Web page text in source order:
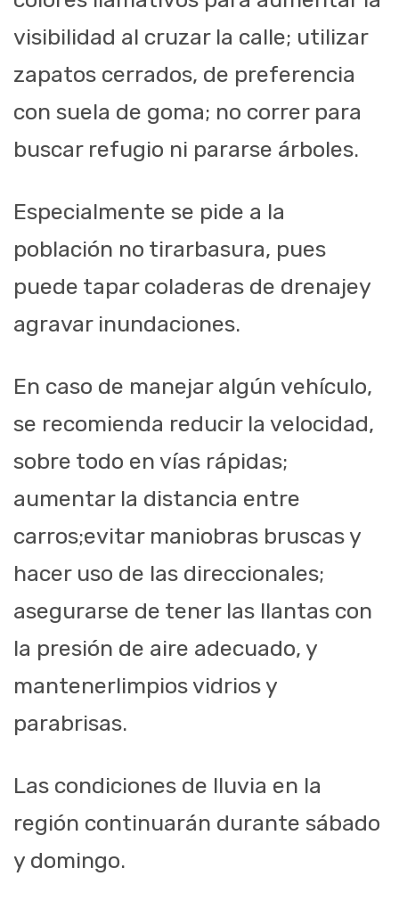
visibilidad al cruzar la calle; utilizar
zapatos cerrados, de preferencia
con suela de goma; no correrpara
buscar refugio ni pararse árboles.
Especialmente se pide a la
población no tirarbasura, pues
puede tapar coladeras de drenajey
agravar inundaciones.
En caso de manejar algún vehículo,
se recomienda reducirla velocidad,
sobre todo en vías rápidas;
aumentar la distancia entre
carros;evitarmaniobras bruscas y
hacer uso de las direccionales;
asegurarse de tener las llantas con
la presión de aire adecuado, y
mantenerlimpios vidrios y
parabrisas.
Las condiciones de lluvia en la
región continuarán durante sábado
y domingo.